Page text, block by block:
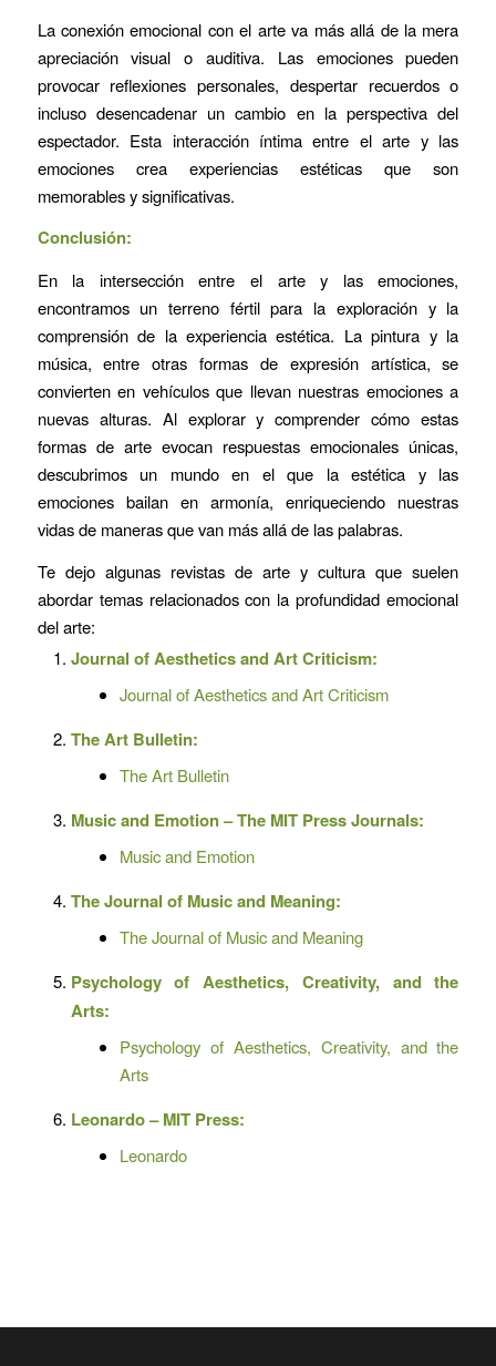
La conexión emocional con el arte va más allá de la mera
apreciación visual o auditiva. Las emociones pueden
provocar reflexiones personales, despertar recuerdos o
incluso desencadenar un cambio en la perspectiva del
espectador. Esta interacción íntima entre el arte y las
emociones crea experiencias estéticas que son
memorables y significativas.
Conclusión:
En la intersección entre el arte y las emociones,
encontramos un terreno fértil para la exploración y la
comprensión de la experiencia estética. La pintura y la
música, entre otras formas de expresión artística, se
convierten en vehículos que llevan nuestras emociones a
nuevas alturas. Al explorar y comprender cómo estas
formas de arte evocan respuestas emocionales únicas,
descubrimos un mundo en el que la estética y las
emociones bailan en armonía, enriqueciendo nuestras
vidas de maneras que van más allá de las palabras.
Te dejo algunas revistas de arte y cultura que suelen
abordar temas relacionados con la profundidad emocional
del arte:
Journal of Aesthetics and Art Criticism:
Journal of Aesthetics and Art Criticism
The Art Bulletin:
The Art Bulletin
Music and Emotion – The MIT Press Journals:
Music and Emotion
The Journal of Music and Meaning:
The Journal of Music and Meaning
Psychology of Aesthetics, Creativity, and the
Arts:
Psychology of Aesthetics, Creativity, and the
Arts
Leonardo – MIT Press:
Leonardo